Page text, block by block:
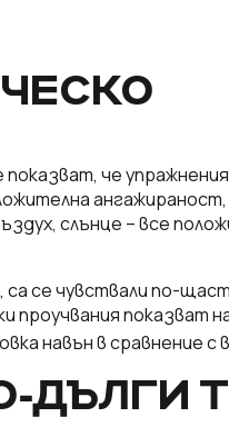
че
слънце – все
се чувствали по-
показват
навън в сравнение с
ДЪЛГИ